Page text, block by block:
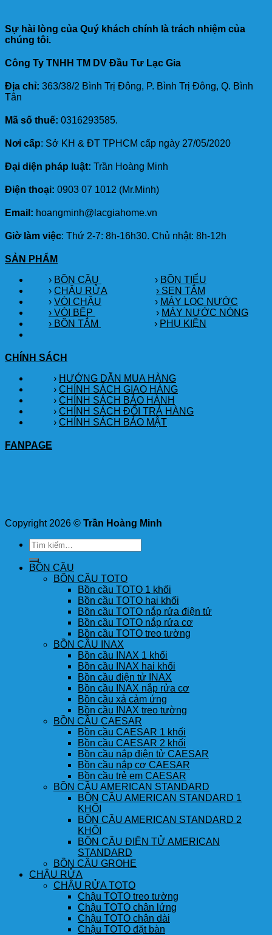
Sự hài lòng của Quý khách chính là trách nhiệm của
chúng tôi.
Công Ty TNHH TM DV Đầu Tư Lạc Gia
Địa chỉ: 363/38/2 Bình Trị Đông, P. Bình Trị Đông, Q. Bình
Tân
Mã số thuế: 0316293585.
Nơi cấp: Sở KH & ĐT TPHCM cấp ngày 27/05/2020
Đại diện pháp luật: Trần Hoàng Minh
Điện thoại: 0903 07 1012 (Mr.Minh)
Email: hoangminh@lacgiahome.vn
Giờ làm việc: Thứ 2-7: 8h-16h30. Chủ nhật: 8h-12h
SẢN PHẨM
› BỒN CẦU › BỒN TIỂU
› CHẬU RỬA
› SEN TẮM
› VÒI CHẬU › MÁY LỌC NƯỚC
› VÒI BẾP
› MÁY NƯỚC NÓNG
› BỒN TẮM
› PHỤ KIỆN
CHÍNH SÁCH
› HƯỚNG DẪN MUA HÀNG
› CHÍNH SÁCH GIAO HÀNG
› CHÍNH SÁCH BẢO HÀNH
› CHÍNH SÁCH ĐỔI TRẢ HÀNG
› CHÍNH SÁCH BẢO MẬT
FANPAGE
Copyright 2026 © Trần Hoàng Minh
Tìm
kiếm:
BỒN CẦU
BỒN CẦU TOTO
Bồn cầu TOTO 1 khối
Bồn cầu TOTO hai khối
Bồn cầu TOTO nắp rửa điện tử
Bồn cầu TOTO nắp rửa cơ
Bồn cầu TOTO treo tường
BỒN CẦU INAX
Bồn cầu INAX 1 khối
Bồn cầu INAX hai khối
Bồn cầu điện tử INAX
Bồn cầu INAX nắp rửa cơ
Bồn cầu xả cảm ứng
Bồn cầu INAX treo tường
BỒN CẦU CAESAR
Bồn cầu CAESAR 1 khối
Bồn cầu CAESAR 2 khối
Bồn cầu nắp điện tử CAESAR
Bồn cầu nắp cơ CAESAR
Bồn cầu trẻ em CAESAR
BỒN CẦU AMERICAN STANDARD
BỒN CẦU AMERICAN STANDARD 1
KHỐI
BỒN CẦU AMERICAN STANDARD 2
KHỐI
BỒN CẦU ĐIỆN TỬ AMERICAN
STANDARD
BỒN CẦU GROHE
CHẬU RỬA
CHẬU RỬA TOTO
Chậu TOTO treo tường
Chậu TOTO chân lửng
Chậu TOTO chân dài
Chậu TOTO đặt bàn